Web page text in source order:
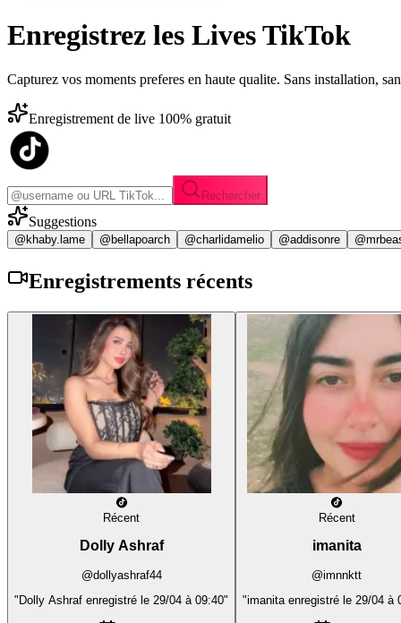
Enregistrez les Lives TikTok
Capturez vos moments preferes en haute qualite. Sans installation,
Enregistrement de live 100% gratuit
Rechercher
Suggestions
@khaby.lame @bellapoarch @charlidamelio @addisonre
Enregistrements récents
Récent
Dolly Ashraf
@dollyashraf44
"Dolly Ashraf enregistré le 29/04 à 09:40"
Récent
imanita
@imnnktt
"imanita enregistré le 29/04 à